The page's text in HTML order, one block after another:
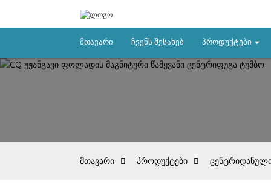
Მთავარი Ჩვენს Შესახებ Პროდუქტები
მთავარი პროდუქტები